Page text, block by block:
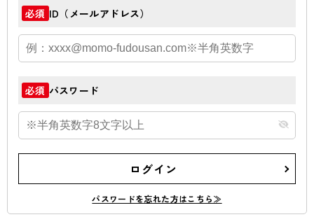
必須 ID（メールアドレス）
必須 パスワード
ログイン
パスワードを忘れた方はこちら≫